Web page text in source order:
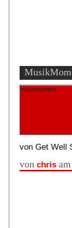
von Get Well
von chris